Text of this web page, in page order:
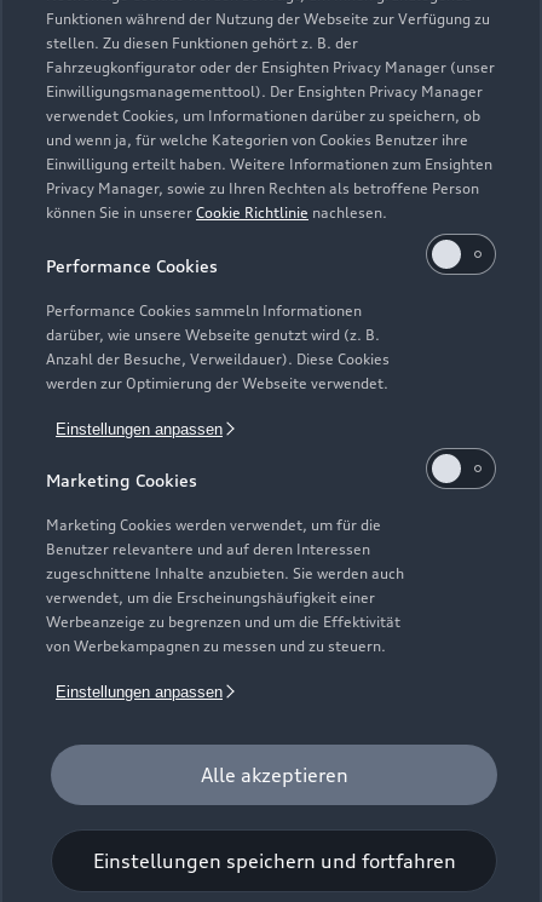
Funktionen während der Nutzung der Webseite zur Verfügung zu
stellen. Zu diesen Funktionen gehört z. B. der
Fahrzeugkonfigurator oder der Ensighten Privacy Manager (unser
Einwilligungsmanagementtool). Der Ensighten Privacy Manager
verwendet Cookies, um Informationen darüber zu speichern, ob
und wenn ja, für welche Kategorien von Cookies Benutzer ihre
Einwilligung erteilt haben. Weitere Informationen zum Ensighten
Privacy Manager, sowie zu Ihren Rechten als betroffene Person
können Sie in unserer Cookie Richtlinie nachlesen.
Performance Cookies
Performance Cookies sammeln Informationen
darüber, wie unsere Webseite genutzt wird (z. B.
Anzahl der Besuche, Verweildauer). Diese Cookies
werden zur Optimierung der Webseite verwendet.
Einstellungen anpassen
Marketing Cookies
Marketing Cookies werden verwendet, um für die
Benutzer relevantere und auf deren Interessen
zugeschnittene Inhalte anzubieten. Sie werden auch
verwendet, um die Erscheinungshäufigkeit einer
Werbeanzeige zu begrenzen und um die Effektivität
von Werbekampagnen zu messen und zu steuern.
Einstellungen anpassen
Alle akzeptieren
Einstellungen speichern und fortfahren
Zur Reparatur
Zurück nach oben
Modelle
Elektromodelle
Plug-in-Hybride
Neuwagensuche
Gebrauchtwagensuche
Geschäftskunden
Service & Zubehör
Saisonale Angebote
Audi Services
Garantie
Audi digital services
myAudi
Support
Audi Code
Häufige Fragen (FAQ)
Audi Online Beratung
Online-Terminvereinbarung
Servicekontakt
Bordbuch & Bedienungsanleitungen
Verträge kündigen
Über Audi
Unternehmen
Karriere
Investor Relations
Audi erleben
© 2026 AUDI AG. Alle Rechte vorbehalten
Impressum Rechtliches
Cookie-Richtlinie
Digital Services Act
EU Data Act